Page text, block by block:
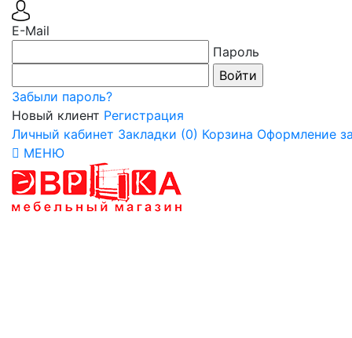
E-Mail
Пароль
Забыли пароль?
Новый клиент Регистрация
Личный кабинет Закладки (0) Корзина Оформление
МЕНЮ